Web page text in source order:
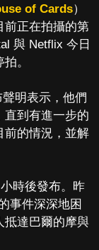
of Cards）
前正在拍攝的第
與 Netflix 今日
。
明表示，他們
直到有進一步的
前的情況，並解
時後發布。昨
事件深深地困
抵達巴爾的摩與